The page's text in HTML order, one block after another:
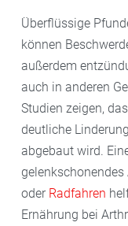
Überflüssige
können
außerdem
auch in anderen
Studien zeigen,
deutliche
abgebaut wird.
oder Radfahren
Ernährung bei